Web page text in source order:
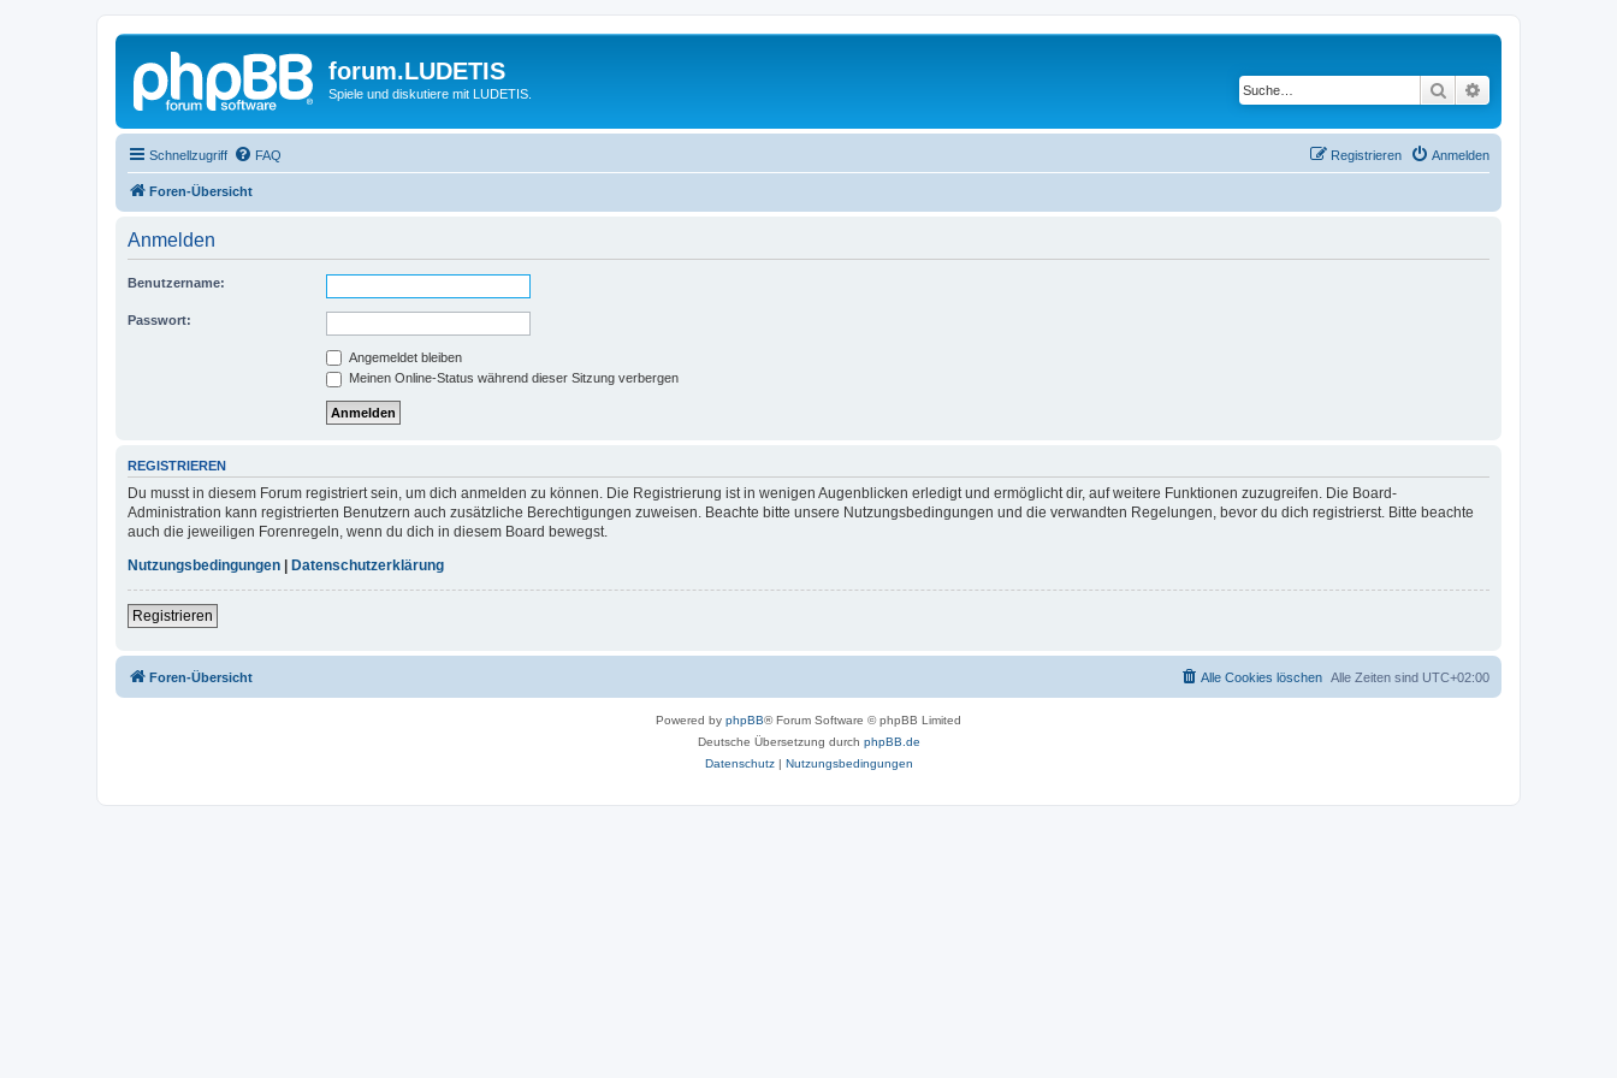
forum.LUDETIS
Spiele und diskutiere mit LUDETIS. Suche
Schnellzugriff FAQ Anmelden
Registrieren
Foren-Übersicht
Anmelden
Benutzername:
Passwort:
Angemeldet bleiben
Meinen Online-Status während dieser Sitzung verbergen
REGISTRIEREN
Du musst in diesem Forum registriert sein, um dich anmelden zu können. Die Registrierung ist in wenigen Augenblicken erledigt und ermöglicht dir, auf weitere Funktionen zuzugreifen. Die Board-
Administration kann registrierten Benutzern auch zusätzliche Berechtigungen zuweisen. Beachte bitte unsere Nutzungsbedingungen und die verwandten Regelungen, bevor du dich registrierst. Bitte beachte
auch die jeweiligen Forenregeln, wenn du dich in diesem Board bewegst.
Nutzungsbedingungen
Datenschutzerklärung
Registrieren
Foren-Übersicht Alle Zeiten sind UTC+02:00
Alle Cookies löschen
Powered by phpBB® Forum Software © phpBB Limited
Deutsche Übersetzung durch phpBB.de
Datenschutz| Nutzungsbedingungen